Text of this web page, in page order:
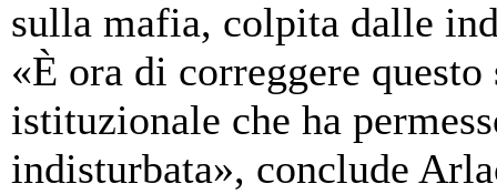
sulla mafia, colpita dalle
«È ora di correggere
istituzionale che ha
indisturbata», conclude